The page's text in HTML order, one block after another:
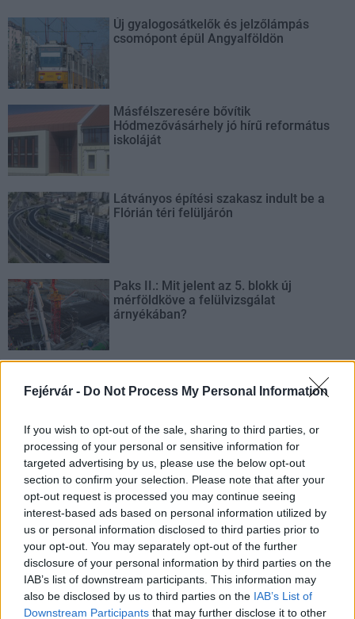
Fejérvár - Do Not Process My Personal Information
If you wish to opt-out of the sale, sharing to third parties, or
processing of your personal or sensitive information for
targeted advertising by us, please use the below opt-out
section to confirm your selection. Please note that after your
opt-out request is processed you may continue seeing
interest-based ads based on personal information utilized by
us or personal information disclosed to third parties prior to
your opt-out. You may separately opt-out of the further
disclosure of your personal information by third parties on the
IAB’s list of downstream participants. This information may
also be disclosed by us to third parties on the IAB’s List of
Downstream Participants that may further disclose it to other
Új gyalogosátkelők és jelzőlámpás
csomópont épül Angyalföldön
Másfélszeresére bővítik
Hódmezővásárhely jó hírű református
iskoláját
Látványos építési szakasz indult be a
Flórián téri felüljárón
Paks II.: Mit jelent az 5. blokk új
mérföldköve a felülvizsgálat
árnyékában?
Aktuális
Paks II.: Mit jelent az 5. blokk új mérföldköve a
felülvizsgálat árnyékában?